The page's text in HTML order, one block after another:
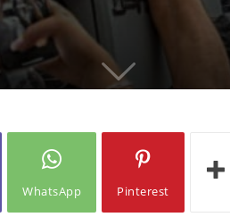
WhatsApp Pinterest